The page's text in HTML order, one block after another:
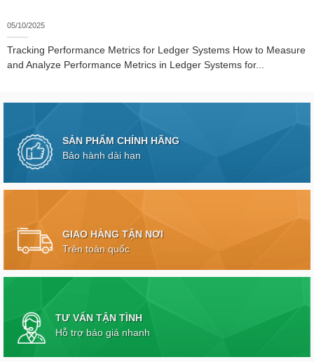
05/10/2025
Tracking Performance Metrics for Ledger Systems How to Measure
and Analyze Performance Metrics in Ledger Systems for...
SẢN PHẨM CHÍNH HÃNG
Bảo hành dài hạn
GIAO HÀNG TẬN NƠI
Trên toàn quốc
TƯ VẤN TẬN TÌNH
Hỗ trợ báo giá nhanh